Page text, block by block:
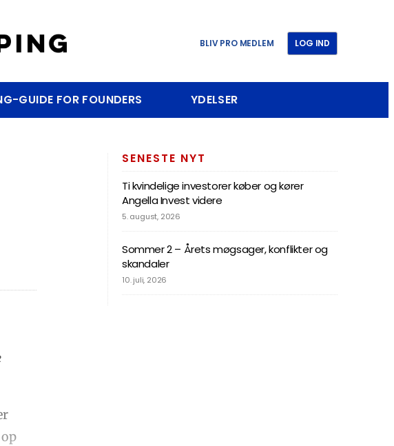
BLIV PRO MEDLEM LOG IND
GUIDE FOR FOUNDERS YDELSER
SENESTE NYT
Ti kvindelige investorer køber og kører
Angella Invest videre
5. august, 2026
Sommer 2 – Årets møgsager, konflikter og
skandaler
10. juli, 2026